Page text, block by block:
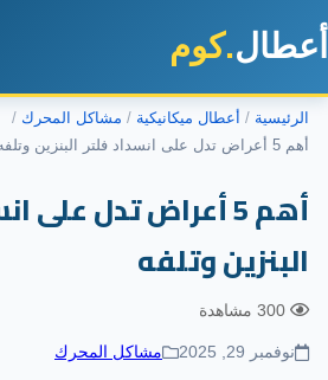
.كوم
أعطال ميكانيكية
مشاكل المحرك
أهم 5 أعراض تدل على
وتلفه
نوفمبر 29, 2025 مشاكل المحرك